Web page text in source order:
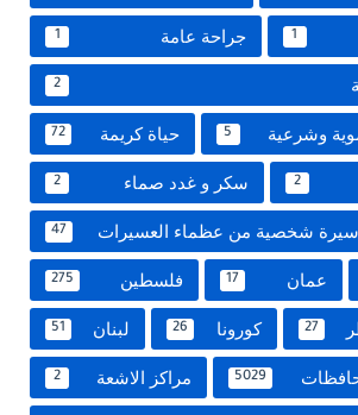
1 جراحة عامة 1
2
وشرعية 5 حياة كريمة 72
2 سكر و غدد صماء 2
سيرة شخصية من عظماء العسيرات 47
عمان 17 فلسطين 275
27 كورونا 26 لبنان 51
5029 مراكز الاشعة 2